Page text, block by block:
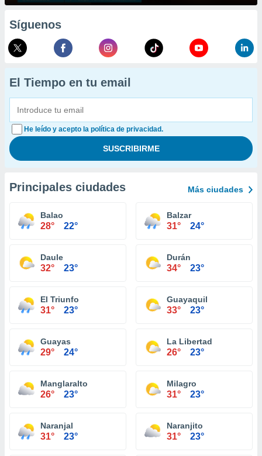
Síguenos
El Tiempo en tu email
He leído y acepto la política de privacidad.
Principales ciudades Más ciudades
Balao
28° 22°
Balzar
31° 24°
Daule
32° 23°
Durán
34° 23°
El Triunfo
31° 23°
Guayaquil
33° 23°
Guayas
29° 24°
La Libertad
26° 23°
Manglaralto
26° 23°
Milagro
31° 23°
Naranjal
31° 23°
Naranjito
31° 23°